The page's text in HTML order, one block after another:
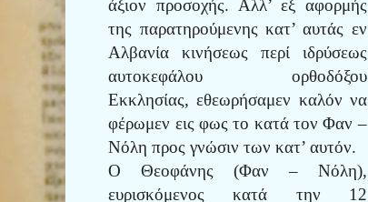
άξιον προσοχής. Αλλ’ εξ αφορμής
της παρατηρούμενης κατ’ αυτάς εν
Αλβανία κινήσεως περί ιδρύσεως
αυτοκεφάλου ορθοδόξου
Εκκλησίας, εθεωρήσαμεν καλόν να
φέρωμεν εις φως το κατά τον Φαν –
Νόλη προς γνώσιν των κατ’ αυτόν.
Ο Θεοφάνης (Φαν – Νόλη),
ευρισκόμενος κατά την 12